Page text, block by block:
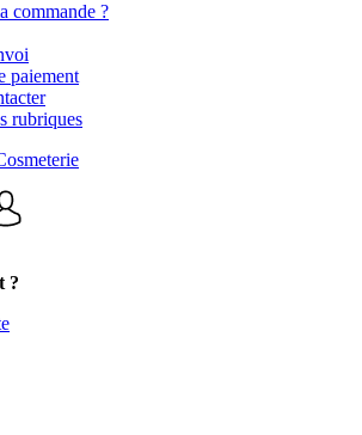
commande ?
paiement
rubriques
?